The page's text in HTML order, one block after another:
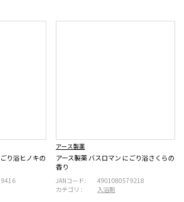
り浴ヒノキの
アース製薬
アース製薬 バスロマン にごり浴さくらの
香り
JANコード:
4901080579218
カテゴリ :
入浴剤